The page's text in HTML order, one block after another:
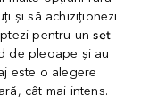
și să achiziționezi
pentru unset
de pleoape și au
este o alegere
cât mai intens.